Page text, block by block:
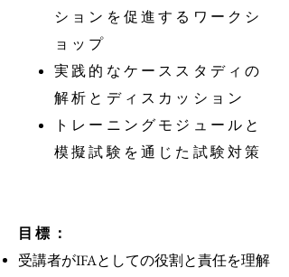
ションを促進するワークシ
ョップ
実践的なケーススタディの
解析とディスカッション
トレーニングモジュールと
模擬試験を通じた試験対策
目標：
受講者がIFAとしての役割と責任を理解